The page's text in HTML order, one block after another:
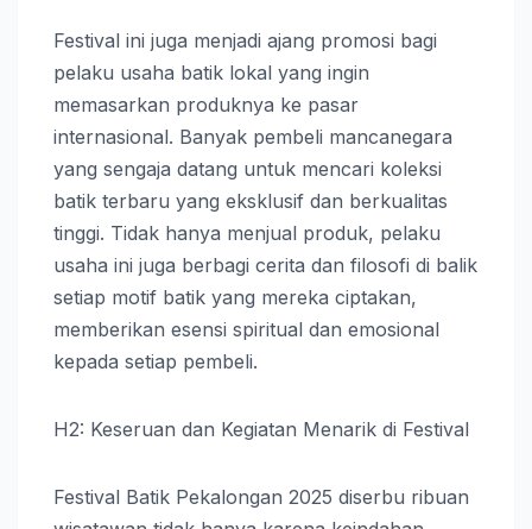
Festival ini juga menjadi ajang promosi bagi
pelaku usaha batik lokal yang ingin
memasarkan produknya ke pasar
internasional. Banyak pembeli mancanegara
yang sengaja datang untuk mencari koleksi
batik terbaru yang eksklusif dan berkualitas
tinggi. Tidak hanya menjual produk, pelaku
usaha ini juga berbagi cerita dan filosofi di balik
setiap motif batik yang mereka ciptakan,
memberikan esensi spiritual dan emosional
kepada setiap pembeli.
H2: Keseruan dan Kegiatan Menarik di Festival
Festival Batik Pekalongan 2025 diserbu ribuan